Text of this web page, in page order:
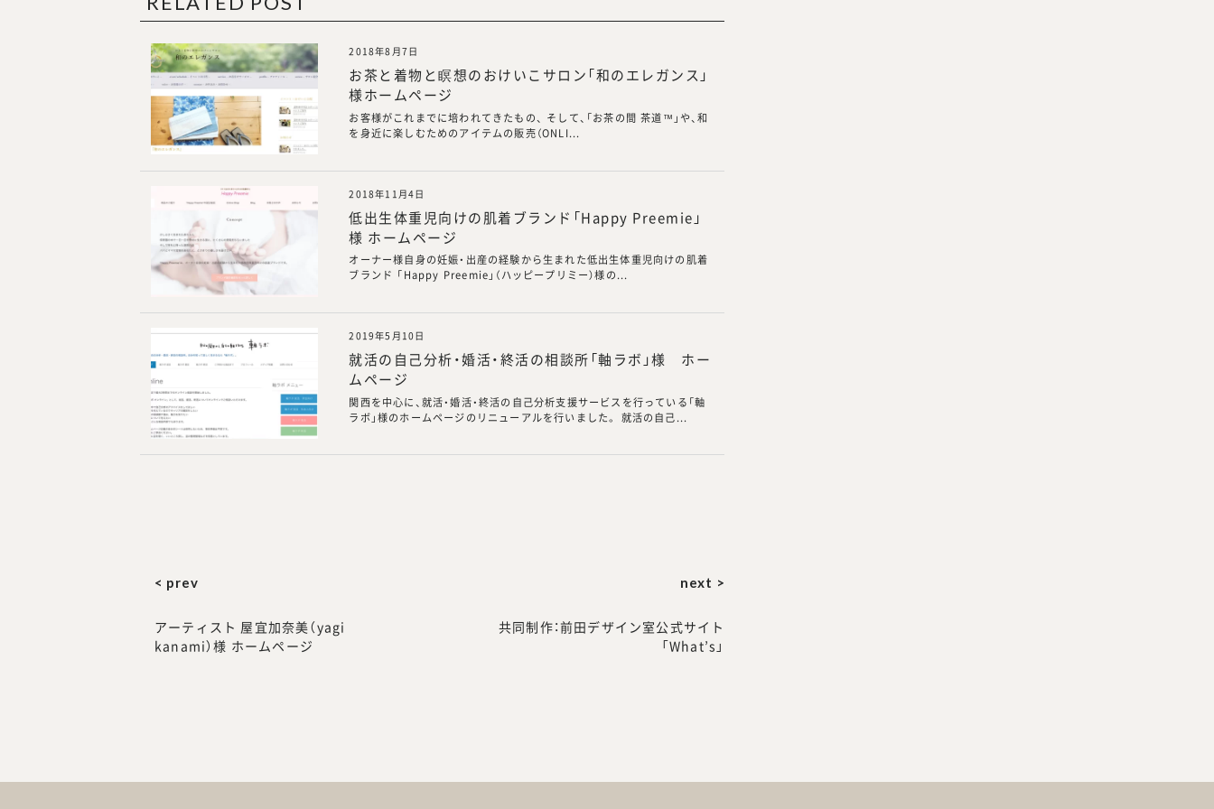
2018年8月7日
お茶と着物と瞑想のおけいこサロン「和のエレガンス」
様ホームページ
お客様がこれまでに培われてきたもの、 そして、「お茶の間 茶道™」や、和
を身近に楽しむためのアイテムの販売（ONLI...
2018年11月4日
低出生体重児向けの肌着ブランド「Happy Preemie」
様 ホームページ
オーナー様自身の妊娠・出産の経験から生まれた低出生体重児向けの肌着
ブランド 「Happy Preemie」（ハッピープリミー）様の...
2019年5月10日
就活の自己分析・婚活・終活の相談所「軸ラボ」様 ホー
ムページ
関西を中心に、就活・婚活・終活の自己分析支援サービスを行っている「軸
ラボ」様のホームページのリニューアルを行いました。 就活の自己...
< prev
アーティスト 屋宜加奈美（yagi
kanami）様 ホームページ
next >
共同制作：前田デザイン室公式サイト
「What’s」